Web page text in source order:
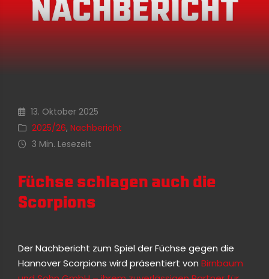
13. Oktober 2025
2025/26, Nachbericht
3 Min. Lesezeit
Füchse schlagen auch die
Scorpions
Der Nachbericht zum Spiel der Füchse gegen die
Hannover Scorpions wird präsentiert von Birnbaum